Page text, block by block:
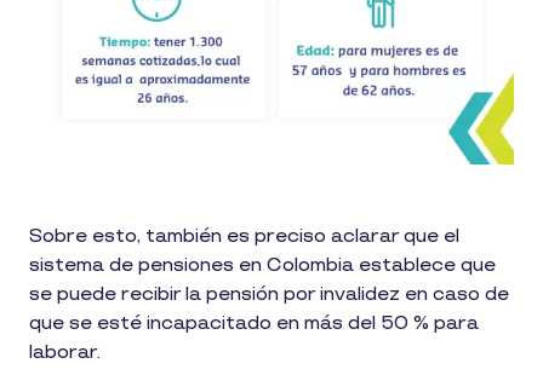
Sobre esto, también es preciso aclarar que el
sistema de pensiones en Colombia establece que
se puede recibir la pensión por invalidez en caso de
que se esté incapacitado en más del 50 % para
laborar.